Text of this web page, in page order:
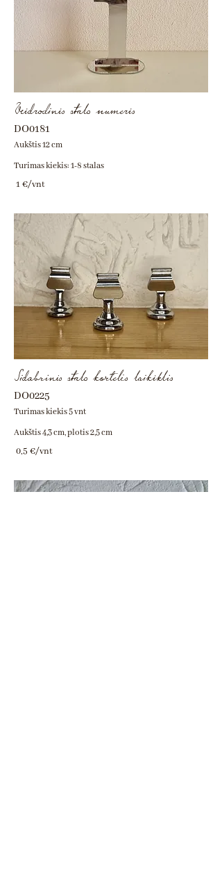
Veidrodinis stalo numeris
DO0181
Aukštis 12 cm
Turimas kiekis: 1-8 stalas
1 €/vnt
Sidabrinis stalo kortelės laikiklis
DO0225
Turimas kiekis 5 vnt
Aukštis 4,3 cm, plotis 2,5 cm
0,5 €/vnt